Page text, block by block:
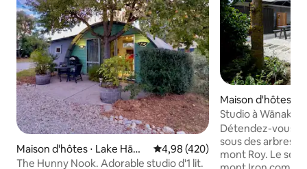
Maison d'hôtes ⋅ Lake Hāwe
a
Évaluation moyenne sur la
4,98 (420)
The Hunny Nook. Adorable studio d'1 lit.
Maison d'hôtes ⋅
Studio à Wānaka
montagne
Détendez-vous
sous des arbres
mont Roy. Le